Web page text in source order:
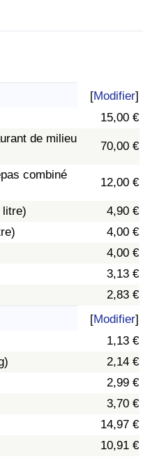
[Modifier]
15,00 €
de milieu
70,00 €
combiné
12,00 €
litre)
4,90 €
4,00 €
4,00 €
3,13 €
2,83 €
[Modifier]
1,13 €
2,14 €
2,99 €
3,70 €
14,97 €
10,91 €
Pays